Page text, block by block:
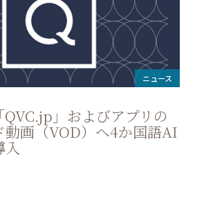
ニュース
」およびアプリの
動画（VOD）へ4か国語AI
入